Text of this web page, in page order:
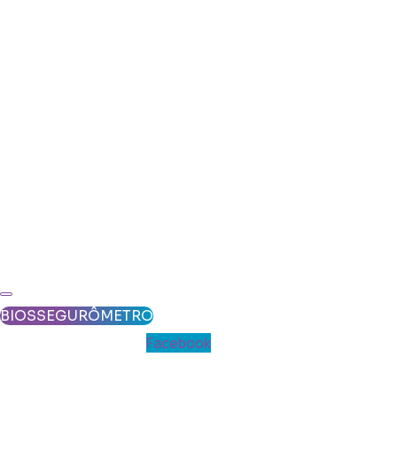
BIOSSEGURÔMETRO
Facebook